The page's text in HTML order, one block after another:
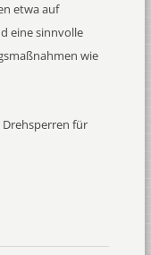
etwa auf
eine sinnvolle
wie
Drehsperren für